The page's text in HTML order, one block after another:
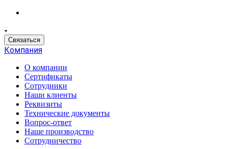
Связаться
Компания
О компании
Сертификаты
Сотрудники
Наши клиенты
Реквизиты
Технические документы
Вопрос-ответ
Наше производство
Сотрудничество